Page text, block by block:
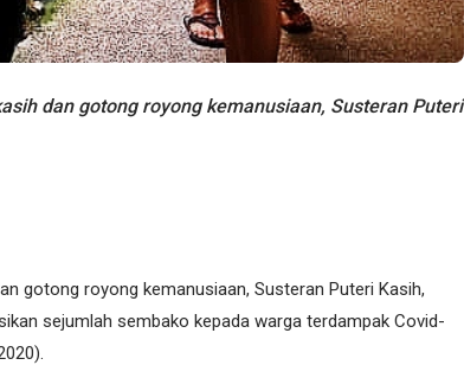
dan gotong royong kemanusiaan, Susteran Puteri
gotong royong kemanusiaan, Susteran Puteri Kasih,
sejumlah sembako kepada warga terdampak Covid-